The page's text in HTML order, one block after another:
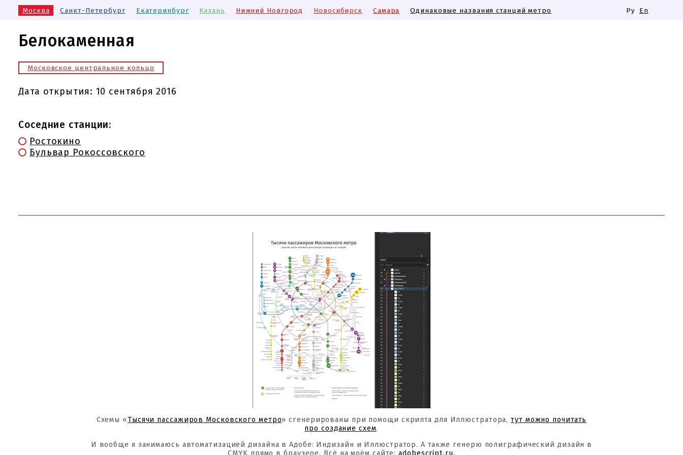
Москва Санкт-Петербург Екатеринбург Казань Нижний Новгород Новосибирск Самара Одинаковые названия станций метро Ру En
Белокаменная
Московское центральное кольцо
Дата открытия: 10 сентября 2016
Соседние станции:
Ростокино
Бульвар Рокоссовского
Схемы «Тысячи пассажиров Московского метро» сгенерированы при помощи скрипта для Иллюстратора,тут можно почитать
про создание схем.
И вообще я занимаюсь автоматизацией дизайна в Адобе: Индизайн и Иллюстратор. А также генерю полиграфический дизайн в
CMYK прямо в браузере. Всё на моём сайте:adobescript.ru.